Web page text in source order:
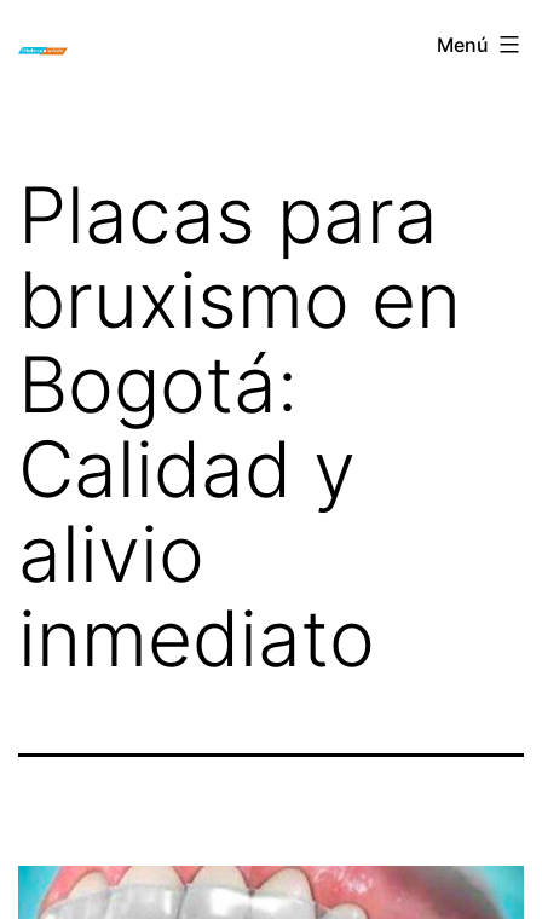
ORTODONCIA
Menú
Placas para
bruxismo en
Bogotá:
Calidad y
alivio
inmediato